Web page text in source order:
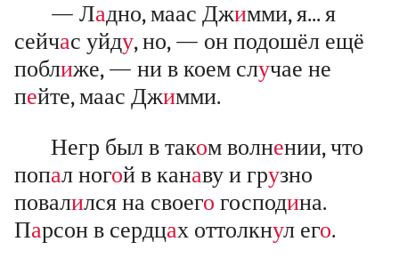
— Ладно, маас Джимми, я... я
сейчас уйду, но, — он подошёл ещё
поближе, — ни в коем случае не
пейте, маас Джимми.
Негр был в таком волнении, что
попал ногой в канаву и грузно
повалился на своего господина.
Парсон в сердцах оттолкнул его.